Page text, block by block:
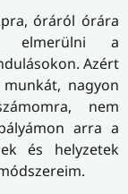
óráról órára
elmerülni a
Azért
nagyon
nem
arra a
és helyzetek